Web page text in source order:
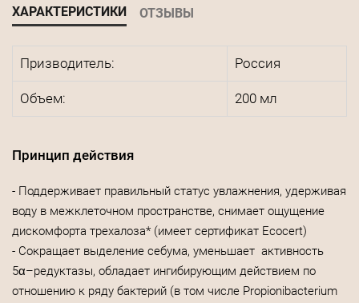
ХАРАКТЕРИСТИКИ ОТЗЫВЫ
Призводитель: Россия
Объем: 200 мл
Принцип действия
- Поддерживает правильный статус увлажнения, удерживая
воду в межклеточном пространстве, снимает ощущение
дискомфорта трехалоза* (имеет сертификат Ecocert)
- Сокращает выделение себума, уменьшает активность
5α–редуктазы, обладает ингибирующим действием по
отношению к ряду бактерий (в том числе Propionibacterium